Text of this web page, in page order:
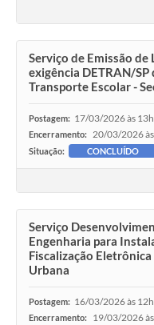
Serviço de Emissão
exigência DETRAN/
Transporte Escolar -
Postagem: 17/03/2026 às
Encerramento: 20/03/2026
Situação: CONCLUÍDO
Serviço
Engenharia para
Fiscalização
Urbana
Postagem: 16/03/2026 às
Encerramento: 19/03/2026